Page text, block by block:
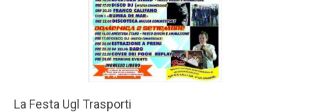
La Festa Ugl Trasporti